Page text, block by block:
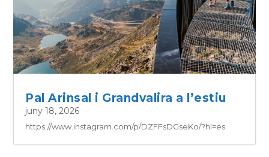
Pal Arinsal i Grandvalira a l’estiu
juny 18, 2026
https://www.instagram.com/p/DZFFsDGseKo/?hl=es